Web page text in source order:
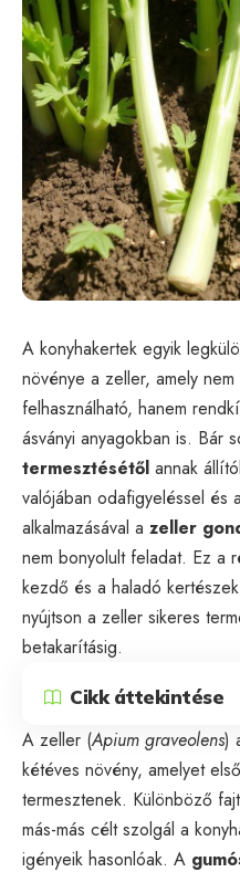
A konyhakertek egyik
növénye a zeller, amely
felhasználható, hanem
ásványi anyagokban is. Bár
termesztésétől annak
valójában odafigyeléssel és
alkalmazásával a zeller
nem bonyolult feladat. Ez a
kezdő és a haladó
nyújtson a zeller sikeres
betakarításig.
Cikk áttekintése
A zeller (Apium graveolens)
kétéves növény, amelyet
termesztenek. Különböző
más-más célt szolgál a
igényeik hasonlóak. A